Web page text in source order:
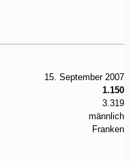
15. September 2007
1.150
3.319
männlich
Franken